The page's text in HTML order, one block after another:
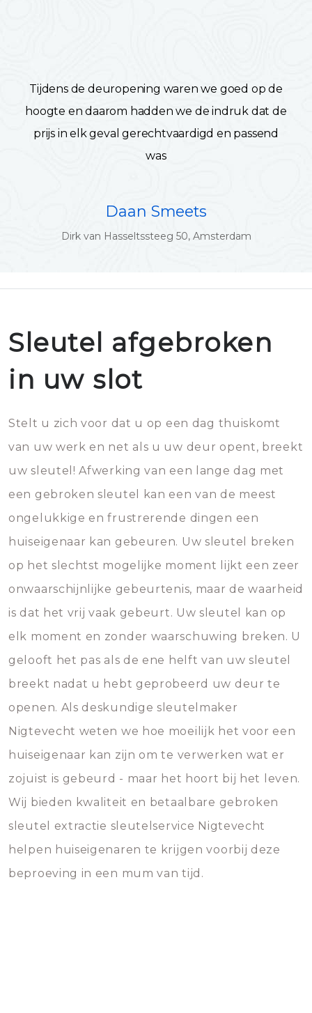
Tijdens de deuropening waren we goed op de
hoogte en daarom hadden we de indruk dat de
prijs in elk geval gerechtvaardigd en passend
was
Daan Smeets
Dirk van Hasseltssteeg 50, Amsterdam
Sleutel afgebroken
in uw slot
Stelt u zich voor dat u op een dag thuiskomt
van uw werk en net als u uw deur opent, breekt
uw sleutel! Afwerking van een lange dag met
een gebroken sleutel kan een van de meest
ongelukkige en frustrerende dingen een
huiseigenaar kan gebeuren. Uw sleutel breken
op het slechtst mogelijke moment lijkt een zeer
onwaarschijnlijke gebeurtenis, maar de waarheid
is dat het vrij vaak gebeurt. Uw sleutel kan op
elk moment en zonder waarschuwing breken. U
gelooft het pas als de ene helft van uw sleutel
breekt nadat u hebt geprobeerd uw deur te
openen. Als deskundige sleutelmaker
Nigtevecht weten we hoe moeilijk het voor een
huiseigenaar kan zijn om te verwerken wat er
zojuist is gebeurd - maar het hoort bij het leven.
Wij bieden kwaliteit en betaalbare gebroken
sleutel extractie sleutelservice Nigtevecht
helpen huiseigenaren te krijgen voorbij deze
beproeving in een mum van tijd.